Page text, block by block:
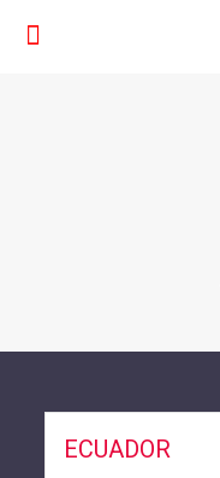
ECUADOR